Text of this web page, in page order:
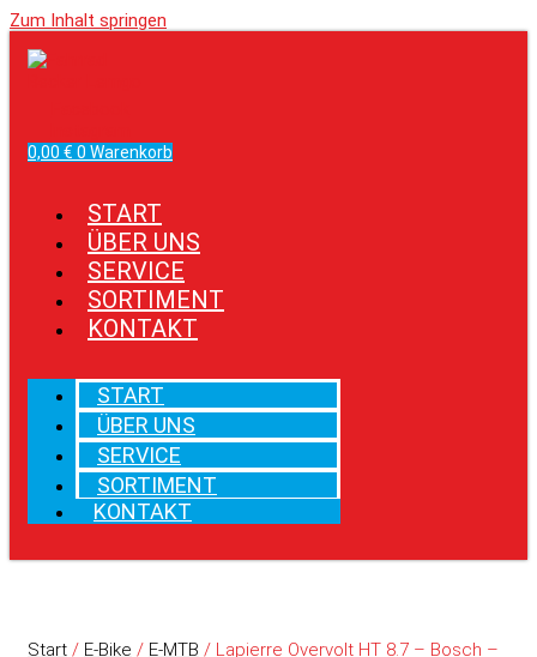
Zum Inhalt springen
0,00 € 0 Warenkorb
START
ÜBER UNS
SERVICE
SORTIMENT
KONTAKT
START
ÜBER UNS
SERVICE
SORTIMENT
KONTAKT
Start / E-Bike / E-MTB / Lapierre Overvolt HT 8.7 – Bosch –